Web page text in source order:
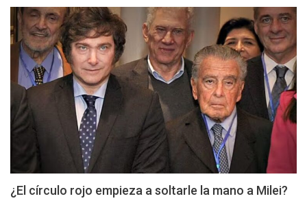
¿El círculo rojo empieza a soltarle la mano a Milei?